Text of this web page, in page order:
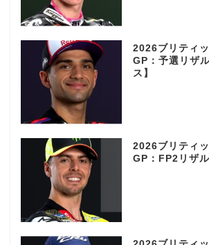
2026ブリティ
GP：予選リザ
ス】
2026ブリティ
GP：FP2リザル